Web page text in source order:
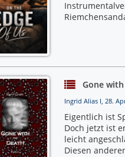
Gone
Ingrid Alias I, 28.
Eigentlich ist
Doch jetzt ist
leicht
Diesen